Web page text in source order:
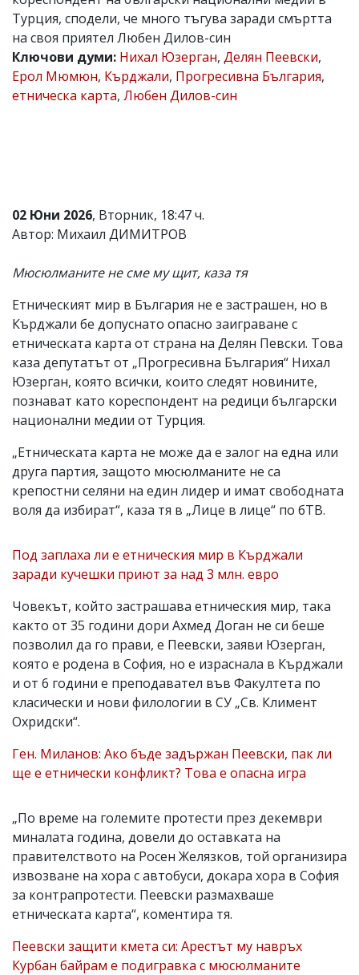
Коментарите
статиите
се
въвеждат
читателите
Ако
откриете
вас
моля
сигнализирайте
Турция, сподели, че много тъгува заради смъртта
на своя приятел Любен Дилов-син
Ключови думи: Нихал Юзерган, Делян Пеевски,
Ерол Мюмюн, Кърджали, Прогресивна България,
етническа карта, Любен Дилов-син
02 Юни 2026, Вторник, 18:47 ч.
Автор: Михаил ДИМИТРОВ
Мюсюлманите не сме му щит, каза тя
Етническият мир в България не е застрашен, но в
Кърджали бе допуснато опасно заиграване с
етническата карта от страна на Делян Певски. Това
каза депутатът от „Прогресивна България“ Нихал
Юзерган, която всички, които следят новините,
познават като кореспондент на редици български
национални медии от Турция.
„Етническата карта не може да е залог на една или
друга партия, защото мюсюлманите не са
крепостни селяни на един лидер и имат свободната
воля да избират“, каза тя в „Лице в лице“ по бТВ.
Под заплаха ли е етническия мир в Кърджали
заради кучешки приют за над 3 млн. евро
Човекът, който застрашава етническия мир, така
както от 35 години дори Ахмед Доган не си беше
позволил да го прави, е Пеевски, заяви Юзерган,
която е родена в София, но е израснала в Кърджали
и от 6 години е преподавател във Факултета по
класически и нови филологии в СУ „Св. Климент
Охридски“.
Ген. Миланов: Ако бъде задържан Пеевски, пак ли
ще е етнически конфликт? Това е опасна игра
„По време на големите протести през декември
миналата година, довели до оставката на
правителството на Росен Желязков, той организира
извозване на хора с автобуси, докара хора в София
за контрапротести. Пеевски размахваше
етническата карта“, коментира тя.
Пеевски защити кмета си: Арестът му навръх
Курбан байрам е подигравка с мюсюлманите